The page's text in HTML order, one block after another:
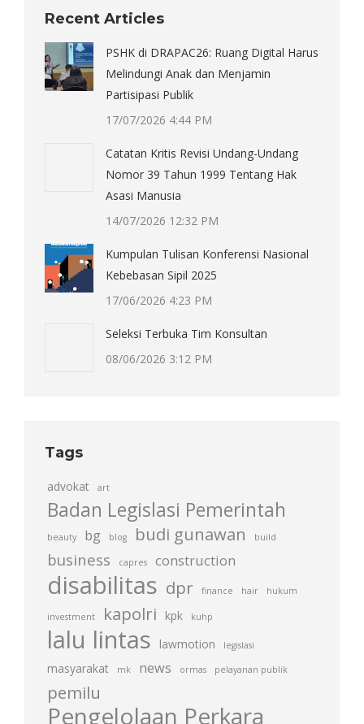
Recent Articles
PSHK di DRAPAC26: Ruang Digital Harus
Melindungi Anak dan Menjamin
Partisipasi Publik
17/07/2026 4:44 PM
Catatan Kritis Revisi Undang-Undang
Nomor 39 Tahun 1999 Tentang Hak
Asasi Manusia
14/07/2026 12:32 PM
Kumpulan Tulisan Konferensi Nasional
Kebebasan Sipil 2025
17/06/2026 4:23 PM
Seleksi Terbuka Tim Konsultan
08/06/2026 3:12 PM
Tags
advokat art
Badan Legislasi Pemerintah
beauty bg blog budi gunawan build
business capres construction
disabilitas dpr finance hair hukum
investment kapolri kpk kuhp
lalu lintas lawmotion legislasi
masyarakat mk news ormas pelayanan publik
pemilu
Pengelolaan Perkara